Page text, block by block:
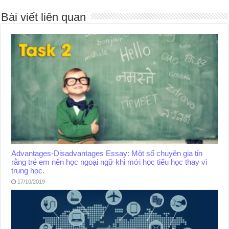
Bài viết liên quan
Advantages-Disadvantages Essay: Một số chuyên gia tin
rằng trẻ em nên học ngoại ngữ khi mới học tiểu học thay vì
trung học.
17/10/2019